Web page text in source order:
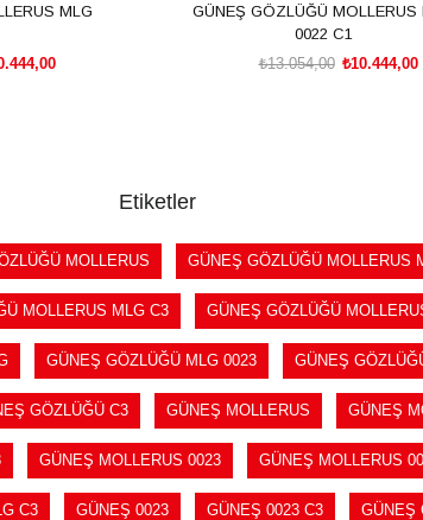
MLG
GÜNEŞ GÖZLÜĞÜ MOLLERUS
0022 C1
₺10.444,00
₺13.054,00
Etiketler
MOLLERUS GÜNEŞ GÖZLÜĞÜ MOLLERUS
MOLLERUS MLG C3 GÜNEŞ GÖZLÜĞÜ
GÜNEŞ GÖZLÜĞÜ MLG 0023 GÜNEŞ
GÖZLÜĞÜ C3 GÜNEŞ MOLLERUS GÜNEŞ
GÜNEŞ MOLLERUS 0023 GÜNEŞ MOLLERUS
C3 GÜNEŞ 0023 GÜNEŞ 0023 C3 GÜNEŞ